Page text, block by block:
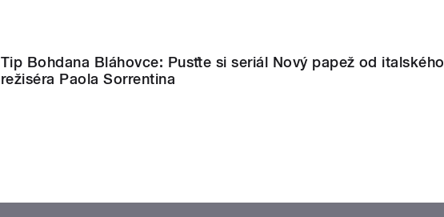
Tip Bohdana Bláhovce: Pusťte si seriál Nový papež od italského
režiséra Paola Sorrentina